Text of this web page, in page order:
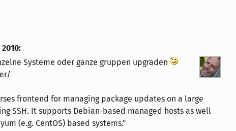
:
Systeme oder ganze gruppen upgraden
frontend for managing package updates on a large
SSH. It supports Debian-based managed hosts as well
(e.g. CentOS) based systems."